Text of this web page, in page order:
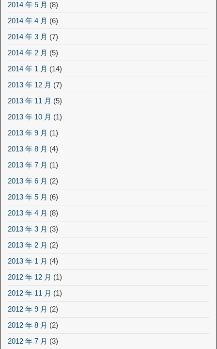
2014 年 5 月 (8)
2014 年 4 月 (6)
2014 年 3 月 (7)
2014 年 2 月 (5)
2014 年 1 月 (14)
2013 年 12 月 (7)
2013 年 11 月 (5)
2013 年 10 月 (1)
2013 年 9 月 (1)
2013 年 8 月 (4)
2013 年 7 月 (1)
2013 年 6 月 (2)
2013 年 5 月 (6)
2013 年 4 月 (8)
2013 年 3 月 (3)
2013 年 2 月 (2)
2013 年 1 月 (4)
2012 年 12 月 (1)
2012 年 11 月 (1)
2012 年 9 月 (2)
2012 年 8 月 (2)
2012 年 7 月 (3)